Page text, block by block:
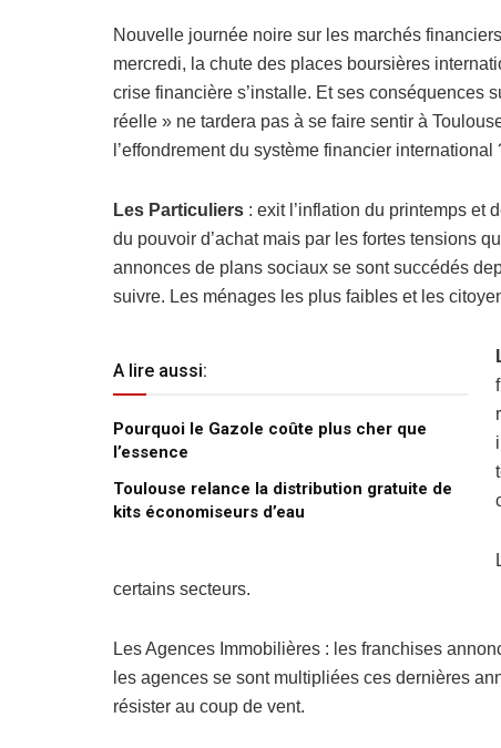
Nouvelle journée noire sur les marchés
mercredi, la chute des places boursières
crise financière s’installe. Et ses conséquences
réelle » ne tardera pas à se faire sentir à
l’effondrement du système financier international
Les Particuliers : exit l’inflation du printemps et
du pouvoir d’achat mais par les fortes tensions
annonces de plans sociaux se sont succédés
suivre. Les ménages les plus faibles et les
A lire aussi:
Pourquoi le Gazole coûte plus cher que
l’essence
Toulouse relance la distribution gratuite de
kits économiseurs d’eau
certains secteurs.
Les Agences Immobilières : les franchises
les agences se sont multipliées ces dernières
résister au coup de vent.